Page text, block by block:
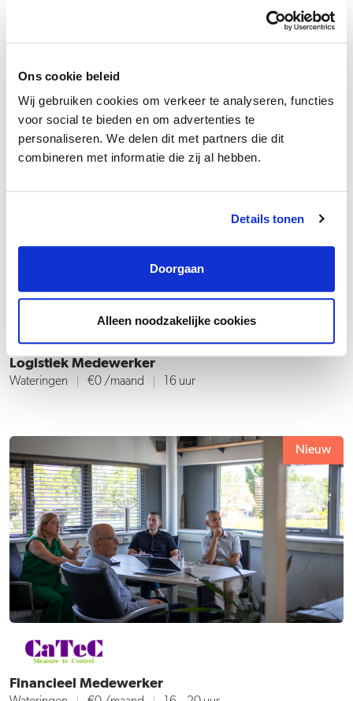
Ons cookie beleid
Wij gebruiken cookies om verkeer te analyseren, functies
voor social te bieden en om advertenties te
personaliseren. We delen dit met partners die dit
combineren met informatie die zij al hebben.
Details tonen
Doorgaan
Alleen noodzakelijke cookies
Senior Financial Controller
Logistiek Medewerker
Wateringen €0 /maand 16 uur
Nieuw
Financieel Medewerker